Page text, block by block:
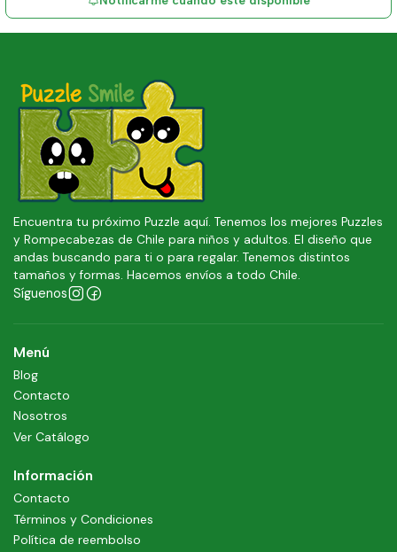
Encuentra tu próximo Puzzle aquí. Tenemos los mejores Puzzles
y Rompecabezas de Chile para niños y adultos. El diseño que
andas buscando para ti o para regalar. Tenemos distintos
tamaños y formas. Hacemos envíos a todo Chile.
Síguenos
Menú
Blog
Contacto
Nosotros
Ver Catálogo
Información
Contacto
Términos y Condiciones
Política de reembolso